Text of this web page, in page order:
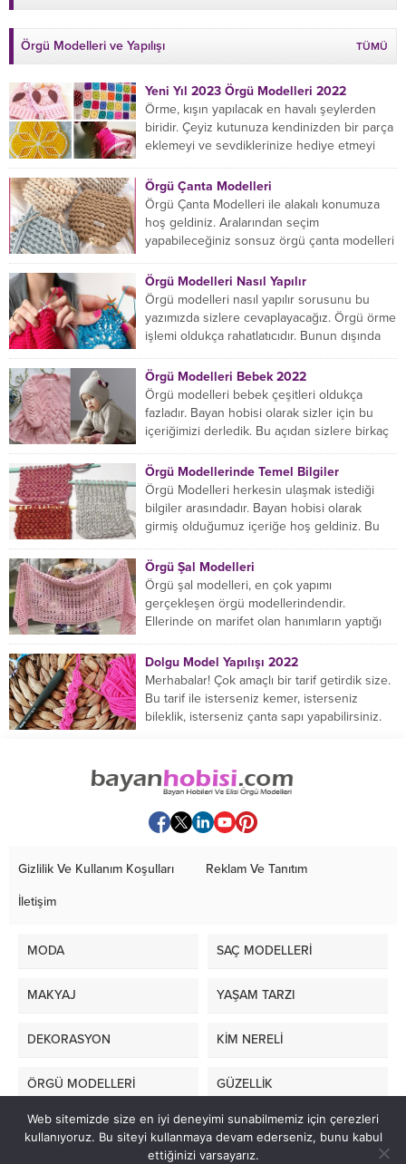
Örgü Modelleri ve Yapılışı TÜMÜ
Yeni Yıl 2023 Örgü Modelleri 2022
Örme, kışın yapılacak en havalı şeylerden
biridir. Çeyiz kutunuza kendinizden bir parça
eklemeyi ve sevdiklerinize hediye etmeyi
Örgü Çanta Modelleri
Örgü Çanta Modelleri ile alakalı konumuza
hoş geldiniz. Aralarından seçim
yapabileceğiniz sonsuz örgü çanta modelleri
Örgü Modelleri Nasıl Yapılır
Örgü modelleri nasıl yapılır sorusunu bu
yazımızda sizlere cevaplayacağız. Örgü örme
işlemi oldukça rahatlatıcıdır. Bunun dışında
Örgü Modelleri Bebek 2022
Örgü modelleri bebek çeşitleri oldukça
fazladır. Bayan hobisi olarak sizler için bu
içeriğimizi derledik. Bu açıdan sizlere birkaç
Örgü Modellerinde Temel Bilgiler
Örgü Modelleri herkesin ulaşmak istediği
bilgiler arasındadır. Bayan hobisi olarak
girmiş olduğumuz içeriğe hoş geldiniz. Bu
Örgü Şal Modelleri
Örgü şal modelleri, en çok yapımı
gerçekleşen örgü modellerindendir.
Ellerinde on marifet olan hanımların yaptığı
Dolgu Model Yapılışı 2022
Merhabalar! Çok amaçlı bir tarif getirdik size.
Bu tarif ile isterseniz kemer, isterseniz
bileklik, isterseniz çanta sapı yapabilirsiniz.
Gizlilik Ve Kullanım Koşulları Reklam Ve Tanıtım
İletişim
MODA SAÇ MODELLERİ
MAKYAJ YAŞAM TARZI
DEKORASYON KİM NERELİ
ÖRGÜ MODELLERİ GÜZELLİK
LİFE STYLE
Web sitemizde size en iyi deneyimi sunabilmemiz için çerezleri
kullanıyoruz. Bu siteyi kullanmaya devam ederseniz, bunu kabul
ettiğinizi varsayarız.